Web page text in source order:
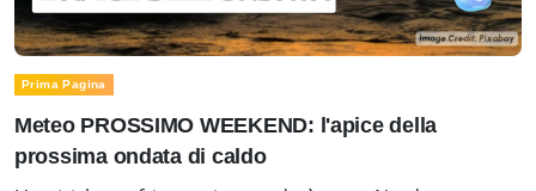
Prima Pagina
Meteo PROSSIMO WEEKEND: l'apice della
prossima ondata di caldo